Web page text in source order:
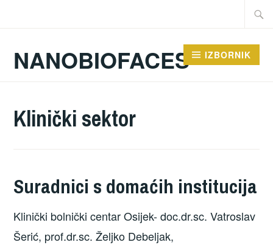
Traži:
NANOBIOFACES IZBORNIK
Klinički sektor
Suradnici s domaćih institucija
Klinički bolnički centar Osijek- doc.dr.sc. Vatroslav
Šerić, prof.dr.sc. Željko Debeljak,